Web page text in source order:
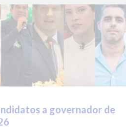
a governador de